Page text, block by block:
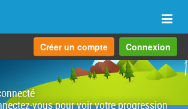
Créer un compte Connexion
vous pour voir votre progression